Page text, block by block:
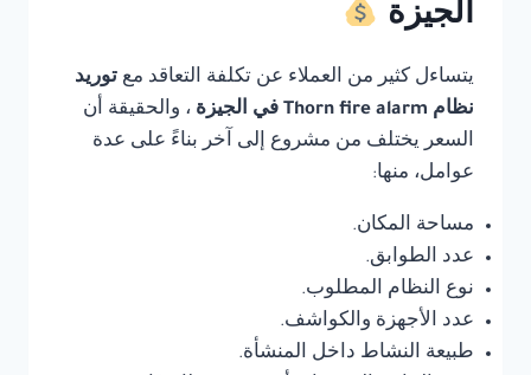
الجيزة
يتساءل كثير من العملاء عن تكلفة التعاقد مع توريد
نظام Thorn fire alarm في الجيزة
، والحقيقة أن
السعر يختلف من مشروع إلى آخر بناءً على عدة
عوامل، منها:
مساحة المكان.
عدد الطوابق.
نوع النظام المطلوب.
عدد الأجهزة والكواشف.
طبيعة النشاط داخل المنشأة.